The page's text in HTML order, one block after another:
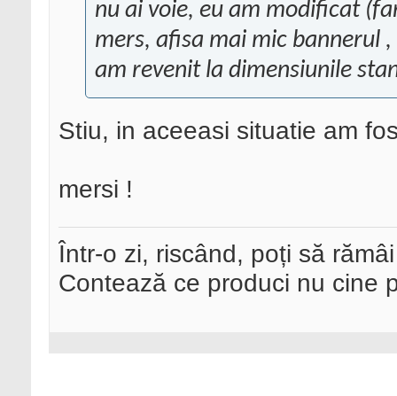
nu ai voie, eu am modificat
mers, afisa mai mic bannerul
am revenit la dimensiunile
Stiu, in aceeasi situatie am
mersi !
Într-o zi, riscând, poți să
Contează ce produci nu cine